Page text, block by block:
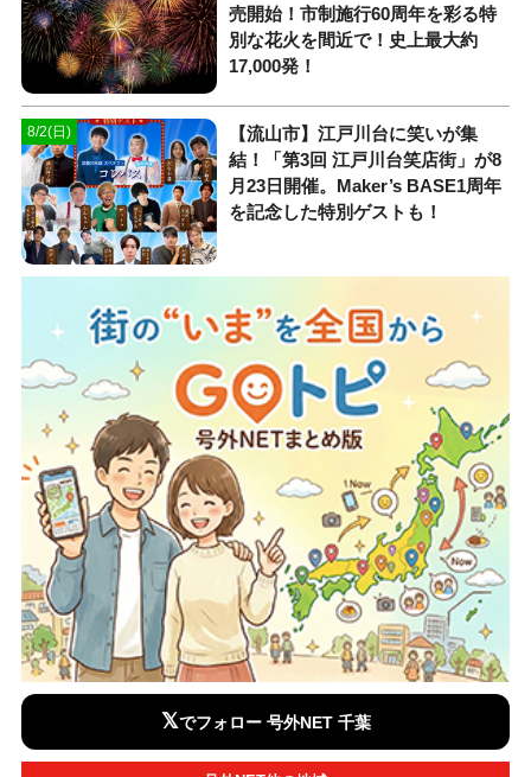
売開始！市制施行60周年を彩る特
別な花火を間近で！史上最大約
17,000発！
8/2(日)
【流山市】江戸川台に笑いが集
結！「第3回 江戸川台笑店街」が8
月23日開催。Maker’s BASE1周年
を記念した特別ゲストも！
𝕏でフォロー 号外NET 千葉